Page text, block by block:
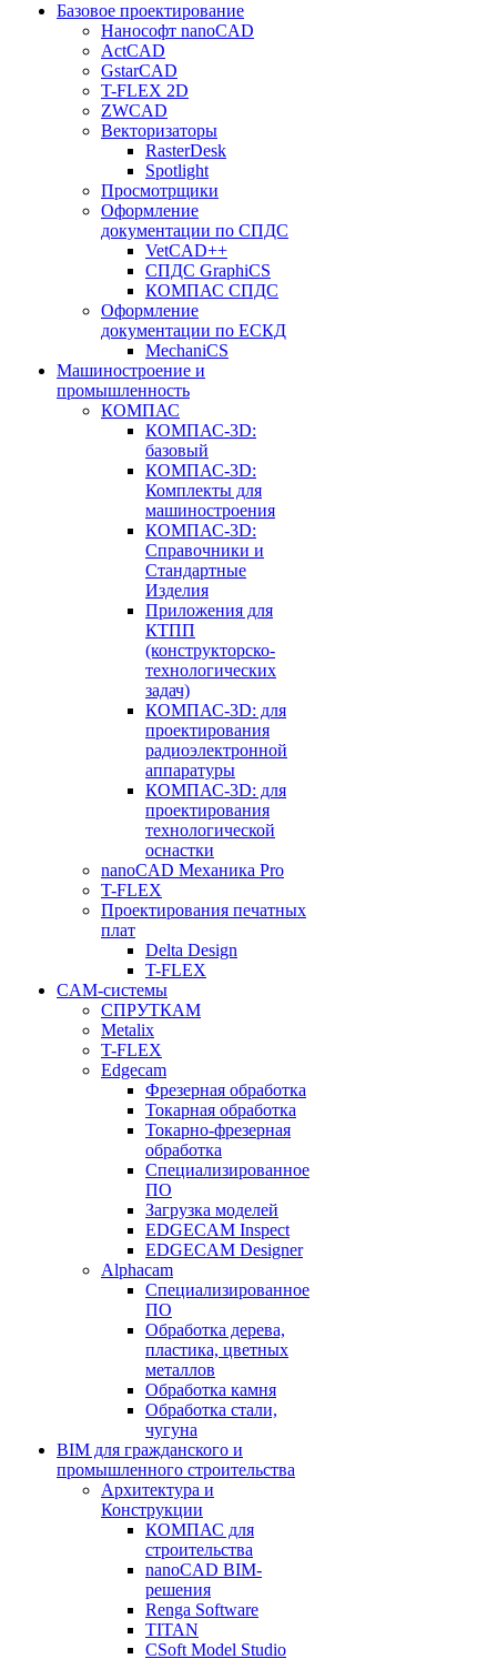
Базовое проектирование
Нанософт nanoCAD
ActCAD
GstarCAD
T-FLEX 2D
ZWCAD
Векторизаторы
RasterDesk
Spotlight
Просмотрщики
Оформление
документации по СПДС
VetCAD++
СПДС GraphiCS
КОМПАС СПДС
Оформление
документации по ЕСКД
MechaniCS
Машиностроение и
промышленность
КОМПАС
КОМПАС-3D:
базовый
КОМПАС-3D:
Комплекты для
машиностроения
КОМПАС-3D:
Справочники и
Стандартные
Изделия
Приложения для
КТПП
(конструкторско-
технологических
задач)
КОМПАС-3D: для
проектирования
радиоэлектронной
аппаратуры
КОМПАС-3D: для
проектирования
технологической
оснастки
nanoCAD Механика Pro
T-FLEX
Проектирования печатных
плат
Delta Design
T-FLEX
CAM-системы
СПРУТКAM
Metalix
T-FLEX
Edgecam
Фрезерная обработка
Токарная обработка
Токарно-фрезерная
обработка
Специализированное
ПО
Загрузка моделей
EDGECAM Inspect
EDGECAM Designer
Alphacam
Специализированное
ПО
Обработка дерева,
пластика, цветных
металлов
Обработка камня
Обработка стали,
чугуна
BIM для гражданского и
промышленного строительства
Архитектура и
Конструкции
КОМПАС для
строительства
nanoCAD BIM-
решения
Renga Software
TITAN
CSoft Model Studio